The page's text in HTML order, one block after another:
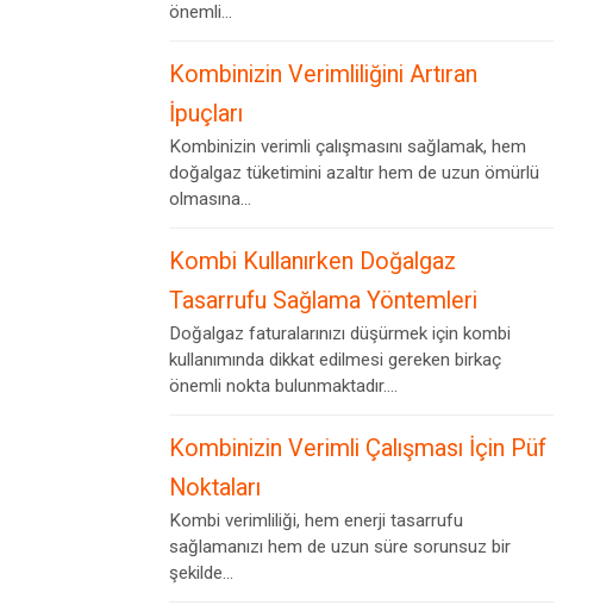
önemli...
Kombinizin Verimliliğini Artıran
İpuçları
Kombinizin verimli çalışmasını sağlamak, hem
doğalgaz tüketimini azaltır hem de uzun ömürlü
olmasına...
Kombi Kullanırken Doğalgaz
Tasarrufu Sağlama Yöntemleri
Doğalgaz faturalarınızı düşürmek için kombi
kullanımında dikkat edilmesi gereken birkaç
önemli nokta bulunmaktadır....
Kombinizin Verimli Çalışması İçin Püf
Noktaları
Kombi verimliliği, hem enerji tasarrufu
sağlamanızı hem de uzun süre sorunsuz bir
şekilde...